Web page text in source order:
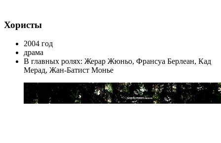
Хористы
2004 год
драма
В главных ролях: Жерар Жюньо, Франсуа Берлеан, Кад
Мерад, Жан-Батист Монье